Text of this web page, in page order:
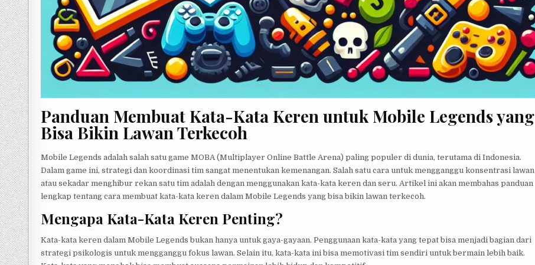
Panduan Membuat Kata-Kata Keren untuk Mobile Legends yang
Bisa Bikin Lawan Terkecoh
Mobile Legends adalah salah satu game MOBA (Multiplayer Online Battle Arena) paling populer di dunia, terutama di Indonesia.
Dalam game ini, strategi dan koordinasi tim sangat menentukan kemenangan. Salah satu cara untuk mengganggu konsentrasi lawan
atau sekadar menghibur rekan satu tim adalah dengan menggunakan kata-kata keren dan seru. Artikel ini akan membahas panduan
lengkap tentang cara membuat kata-kata keren dalam Mobile Legends yang bisa bikin lawan terkecoh.
Mengapa Kata-Kata Keren Penting?
Kata-kata keren dalam Mobile Legends bukan hanya untuk gaya-gayaan. Penggunaan kata-kata yang tepat bisa menjadi bagian dari
strategi psikologis untuk mengganggu fokus lawan. Selain itu, kata-kata ini bisa memotivasi tim sendiri untuk bermain lebih baik.